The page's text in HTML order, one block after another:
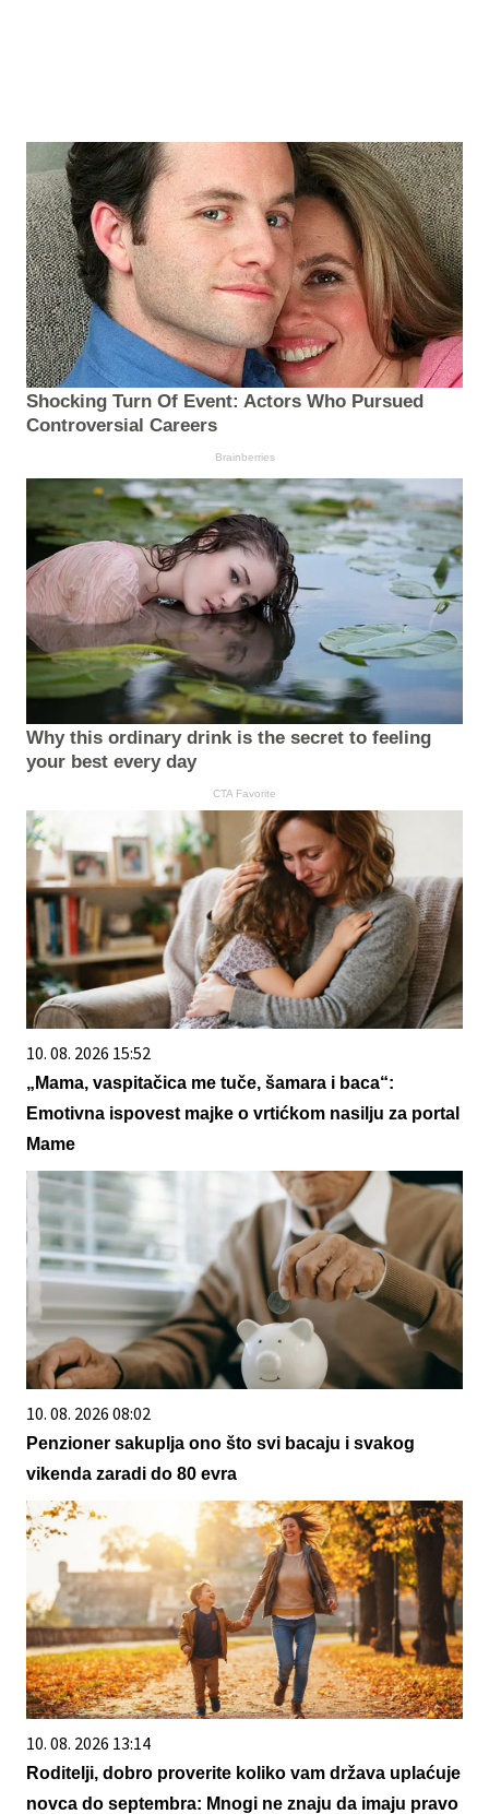
Shocking Turn Of Event: Actors Who Pursued
Controversial Careers
Brainberries
Why this ordinary drink is the secret to feeling
your best every day
CTA Favorite
10. 08. 2026 15:52
„Mama, vaspitačica me tuče, šamara i baca“:
Emotivna ispovest majke o vrtićkom nasilju za portal
Mame
10. 08. 2026 08:02
Penzioner sakuplja ono što svi bacaju i svakog
vikenda zaradi do 80 evra
10. 08. 2026 13:14
Roditelji, dobro proverite koliko vam država uplaćuje
novca do septembra: Mnogi ne znaju da imaju pravo